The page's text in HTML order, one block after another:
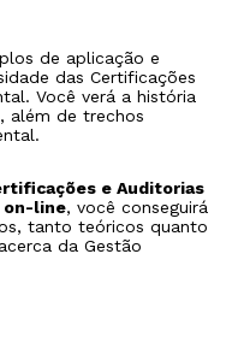
de aplicação e
das Certificações
Você verá a história
além de trechos
e Auditorias
on-line, você conseguirá
tanto teóricos quanto
da Gestão